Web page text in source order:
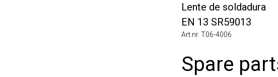
Lente de soldadura
EN 13 SR59013
Art.nr. T06-4006
Spare parts